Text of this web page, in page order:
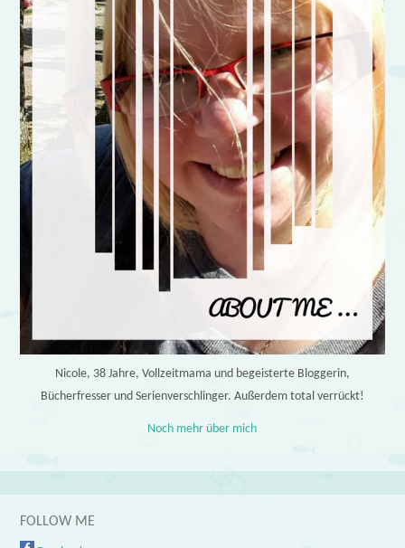
Nicole, 38 Jahre, Vollzeitmama und begeisterte Bloggerin,
Bücherfresser und Serienverschlinger. Außerdem total verrückt!
Noch mehr über mich
FOLLOW ME